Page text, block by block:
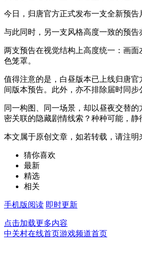
今日，归唐官方正式发布一支全新预告
与此同时，另一支风格高度一致的预
两支预告在视觉结构上高度统一：画
色笼罩。
值得注意的是，白昼版本已上线归唐
间版本预告。此外，亦不排除届时同步
同一构图、同一场景，却以昼夜交替
密关联的隐藏剧情线索？种种可能，静
本文属于原创文章，如若转载，请注明
猜你喜欢
最新
精选
相关
手机版阅读 即时更新
点击加载更多内容
中关村在线首页游戏频道首页